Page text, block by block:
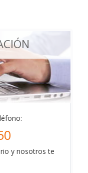
y nosotros te